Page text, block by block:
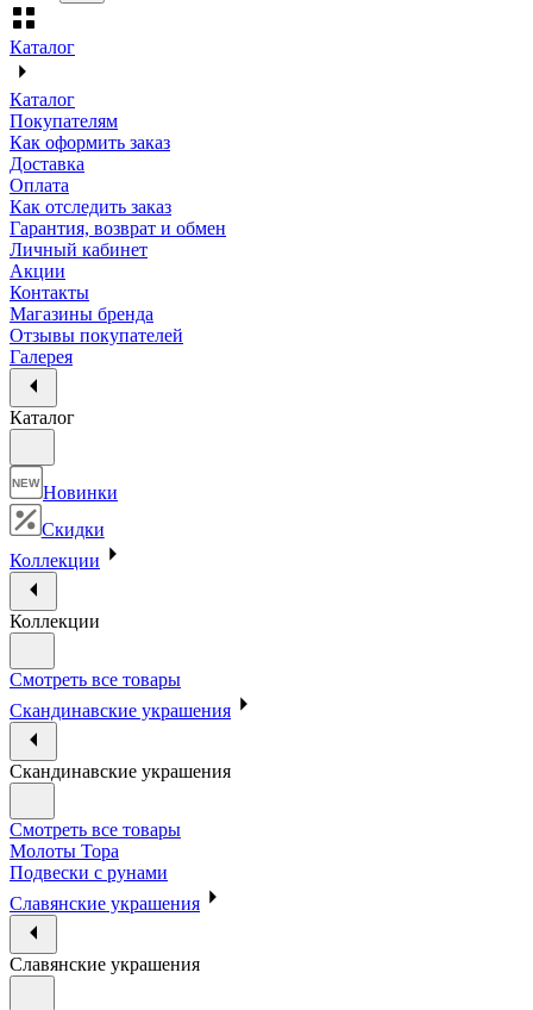
Каталог
Каталог
Покупателям
Как оформить заказ
Доставка
Оплата
Как отследить заказ
Гарантия, возврат и обмен
Личный кабинет
Акции
Контакты
Магазины бренда
Отзывы покупателей
Галерея
Каталог
NEW Новинки
Скидки
Коллекции
Коллекции
Смотреть все товары
Скандинавские украшения
Скандинавские украшения
Смотреть все товары
Молоты Тора
Подвески с рунами
Славянские украшения
Славянские украшения